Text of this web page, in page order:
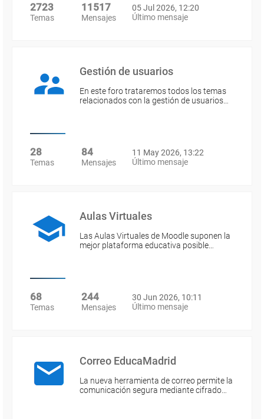
2723
Temas
11517
Mensajes
05 Jul 2026, 12:20
Último mensaje
Gestión de usuarios
En este foro trataremos todos los temas
relacionados con la gestión de usuarios…
28
Temas
84
Mensajes
11 May 2026, 13:22
Último mensaje
Aulas Virtuales
Las Aulas Virtuales de Moodle suponen la
mejor plataforma educativa posible…
68
Temas
244
Mensajes
30 Jun 2026, 10:11
Último mensaje
Correo EducaMadrid
La nueva herramienta de correo permite la
comunicación segura mediante cifrado…